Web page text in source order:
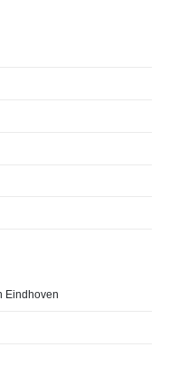
Eindhoven